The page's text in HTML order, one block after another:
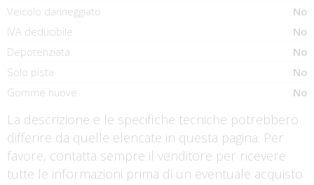
Veicolo danneggiato
No
IVA deducibile
No
Depotenziata
No
Solo pista
No
Gomme nuove
No
La descrizione e le specifiche tecniche potrebbero
differire da quelle elencate in questa pagina. Per
favore, contatta sempre il venditore per ricevere
tutte le informazioni prima di un eventuale acquisto.